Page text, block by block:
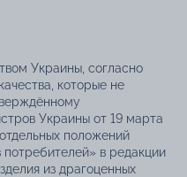
Украины, согласно
которые не
Украины от 19 марта
положений
в редакции
из драгоценных